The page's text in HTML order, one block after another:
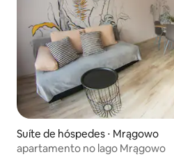
Suíte de hóspedes ⋅ Mrągowo
apartamento no lago Mrągowo